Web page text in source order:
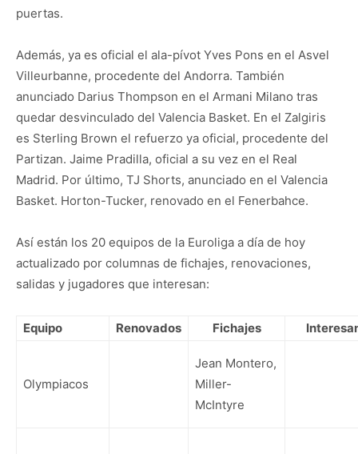
puertas.
Además, ya es oficial el ala-pívot Yves Pons en el Asvel
Villeurbanne, procedente del Andorra. También
anunciado Darius Thompson en el Armani Milano tras
quedar desvinculado del Valencia Basket. En el Zalgiris
es Sterling Brown el refuerzo ya oficial, procedente del
Partizan. Jaime Pradilla, oficial a su vez en el Real
Madrid. Por último, TJ Shorts, anunciado en el Valencia
Basket. Horton-Tucker, renovado en el Fenerbahce.
Así están los 20 equipos de la Euroliga a día de hoy
actualizado por columnas de fichajes, renovaciones,
salidas y jugadores que interesan:
Equipo Renovados Fichajes
Olympiacos
Jean Montero,
Miller-
McIntyre